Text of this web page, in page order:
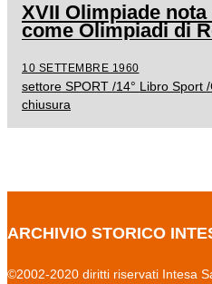
XVII Olimpiade nota
come Olimpiadi di
10 SETTEMBRE 1960
settore SPORT /14° Libro Sport
chiusura
ARCHIVIO STORICO
©2002-2020 diritti riservati Intesa